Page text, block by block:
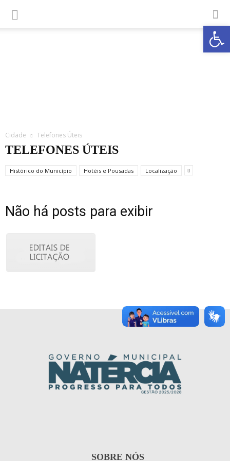
Abrir a
Cidade Telefones Úteis
TELEFONES ÚTEIS
Histórico do Município Hotéis e Pousadas Localização
Não há posts para exibir
SOBRE NÓS